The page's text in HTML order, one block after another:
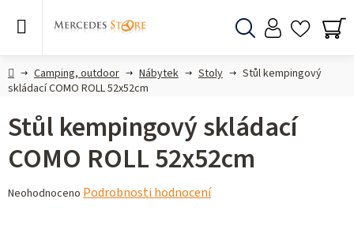
DomůCamping, outdoor Nábytek Stoly
Stůl kempingový
skládací COMO ROLL 52x52cm
Stůl kempingový skládací
COMO ROLL 52x52cm
Průměrné
Neohodnoceno Podrobnosti hodnocení